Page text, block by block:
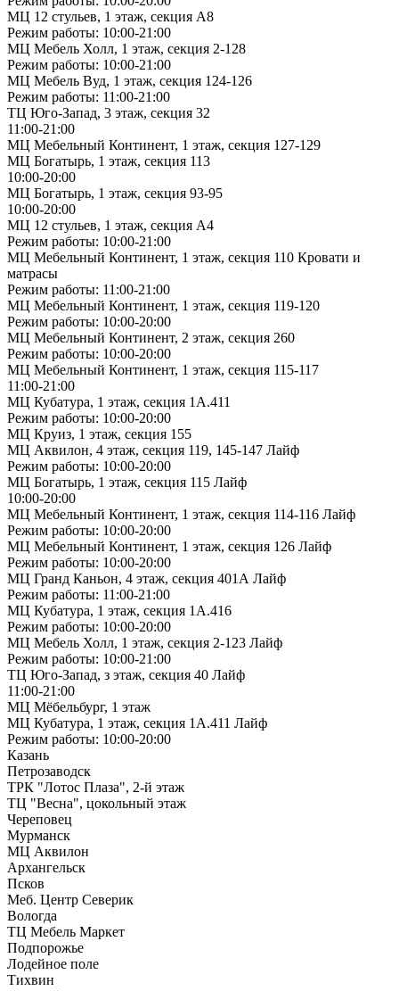
МЦ 12 стульев, 1 этаж, секция А8
Режим работы: 10:00-21:00
МЦ Мебель Холл, 1 этаж, секция 2-128
Режим работы: 10:00-21:00
МЦ Мебель Вуд, 1 этаж, секция 124-126
Режим работы: 11:00-21:00
ТЦ Юго-Запад, 3 этаж, секция 32
11:00-21:00
МЦ Мебельный Континент, 1 этаж, секция 127-129
МЦ Богатырь, 1 этаж, секция 113
10:00-20:00
МЦ Богатырь, 1 этаж, секция 93-95
10:00-20:00
МЦ 12 стульев, 1 этаж, секция А4
Режим работы: 10:00-21:00
МЦ Мебельный Континент, 1 этаж, секция 110 Кровати и
матрасы
Режим работы: 11:00-21:00
МЦ Мебельный Континент, 1 этаж, секция 119-120
Режим работы: 10:00-20:00
МЦ Мебельный Континент, 2 этаж, секция 260
Режим работы: 10:00-20:00
МЦ Мебельный Континент, 1 этаж, секция 115-117
11:00-21:00
МЦ Кубатура, 1 этаж, секция 1А.411
Режим работы: 10:00-20:00
МЦ Круиз, 1 этаж, секция 155
МЦ Аквилон, 4 этаж, секция 119, 145-147 Лайф
Режим работы: 10:00-20:00
МЦ Богатырь, 1 этаж, секция 115 Лайф
10:00-20:00
МЦ Мебельный Континент, 1 этаж, секция 114-116 Лайф
Режим работы: 10:00-20:00
МЦ Мебельный Континент, 1 этаж, секция 126 Лайф
Режим работы: 10:00-20:00
МЦ Гранд Каньон, 4 этаж, секция 401А Лайф
Режим работы: 11:00-21:00
МЦ Кубатура, 1 этаж, секция 1А.416
Режим работы: 10:00-20:00
МЦ Мебель Холл, 1 этаж, секция 2-123 Лайф
Режим работы: 10:00-21:00
ТЦ Юго-Запад, з этаж, секция 40 Лайф
11:00-21:00
МЦ Мёбельбург, 1 этаж
МЦ Кубатура, 1 этаж, секция 1А.411 Лайф
Режим работы: 10:00-20:00
Казань
Петрозаводск
ТРК "Лотос Плаза", 2-й этаж
ТЦ "Весна", цокольный этаж
Череповец
Мурманск
МЦ Аквилон
Архангельск
Псков
Меб. Центр Северик
Вологда
ТЦ Мебель Маркет
Подпорожье
Лодейное поле
Тихвин